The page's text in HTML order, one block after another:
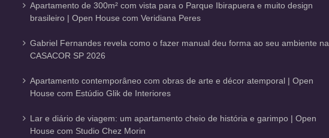
Apartamento de 300m² com vista para o Parque Ibirapuera e muito design
brasileiro | Open House com Veridiana Peres
Gabriel Fernandes revela como o fazer manual deu forma ao seu ambiente na
CASACOR SP 2026
Apartamento contemporâneo com obras de arte e décor atemporal | Open
House com Estúdio Glik de Interiores
Lar e diário de viagem: um apartamento cheio de história e garimpo | Open
House com Studio Chez Morin